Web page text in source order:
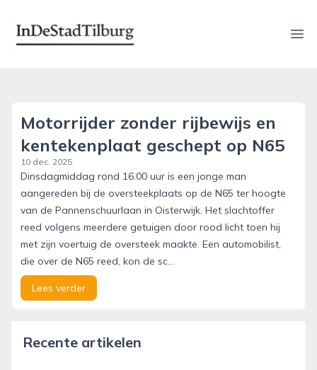
indestadtilburg.nl
Motorrijder zonder rijbewijs en
kentekenplaat geschept op N65
10 dec. 2025
Dinsdagmiddag rond 16.00 uur is een jonge man
aangereden bij de oversteekplaats op de N65 ter hoogte
van de Pannenschuurlaan in Oisterwijk. Het slachtoffer
reed volgens meerdere getuigen door rood licht toen hij
met zijn voertuig de oversteek maakte. Een automobilist,
die over de N65 reed, kon de sc...
Lees verder
Recente artikelen